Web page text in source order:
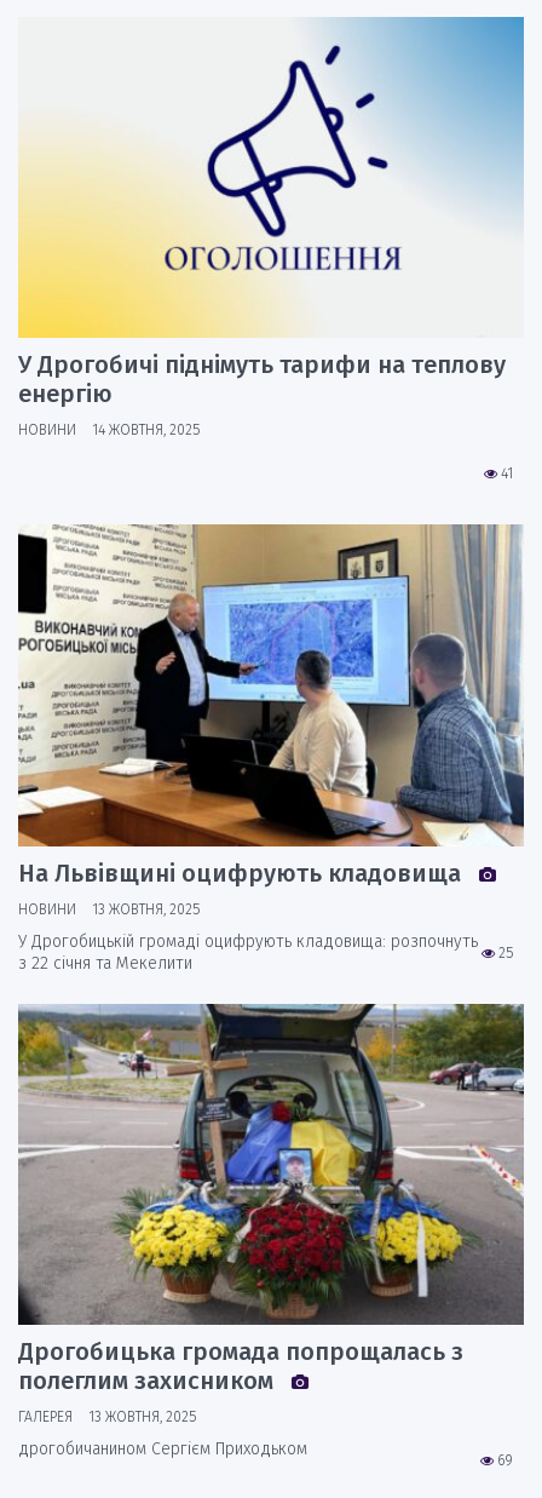
У Дрогобичі піднімуть тарифи на теплову
енергію
НОВИНИ 14 ЖОВТНЯ, 2025
41
На Львівщині оцифрують кладовища
НОВИНИ 13 ЖОВТНЯ, 2025
25
У Дрогобицькій громаді оцифрують кладовища: розпочнуть
з 22 січня та Мекелити
Дрогобицька громада попрощалась з
полеглим захисником
ГАЛЕРЕЯ 13 ЖОВТНЯ, 2025
69
дрогобичанином Сергієм Приходьком